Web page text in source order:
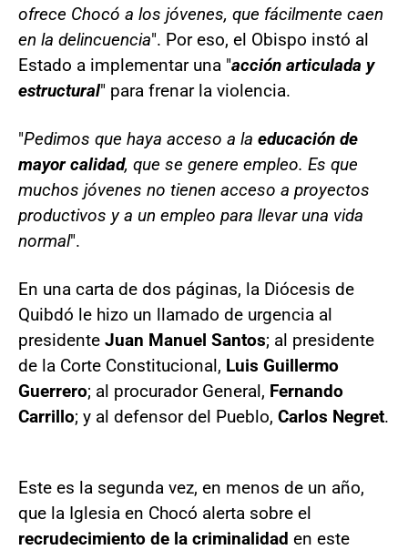
ofrece Chocó a los jóvenes, que fácilmente caen
en la delincuencia". Por eso, el Obispo instó al
Estado a implementar una "acción articulada y
estructural" para frenar la violencia.
"Pedimos que haya acceso a la educación de
mayor calidad, que se genere empleo. Es que
muchos jóvenes no tienen acceso a proyectos
productivos y a un empleo para llevar una vida
normal".
En una carta de dos páginas, la Diócesis de
Quibdó le hizo un llamado de urgencia al
presidente Juan Manuel Santos; al presidente
de la Corte Constitucional, Luis Guillermo
Guerrero; al procurador General, Fernando
Carrillo; y al defensor del Pueblo, Carlos Negret.
Este es la segunda vez, en menos de un año,
que la Iglesia en Chocó alerta sobre el
recrudecimiento de la criminalidad en este